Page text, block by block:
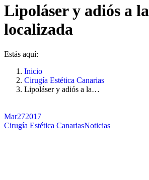
Lipoláser y adiós a
localizada
Estás aquí:
Inicio
Cirugía Estética Canarias
Lipoláser y adiós a la…
Mar272017
Cirugía Estética CanariasNoticias